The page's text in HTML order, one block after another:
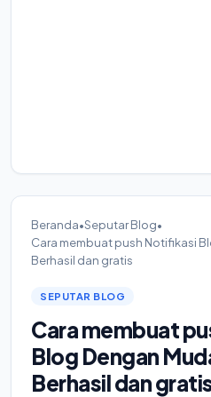
Beranda•Seputar Blog•
Cara membuat push Notifikasi
Berhasil dan gratis
SEPUTAR BLOG
Cara membuat
Blog Dengan
Berhasil dan